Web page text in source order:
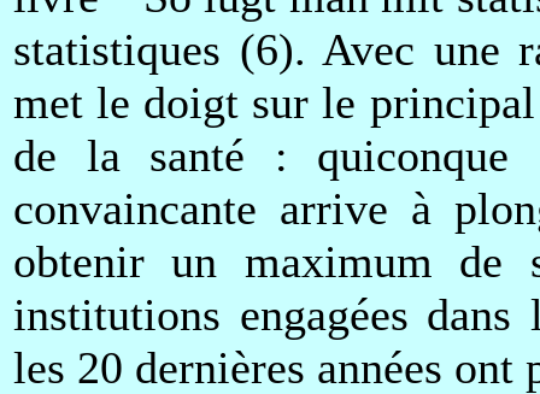
statistiques (6). Avec une
met le doigt sur le
de la santé :
convaincante arrive à
obtenir un maximum de
institutions engagées
les 20 dernières années ont